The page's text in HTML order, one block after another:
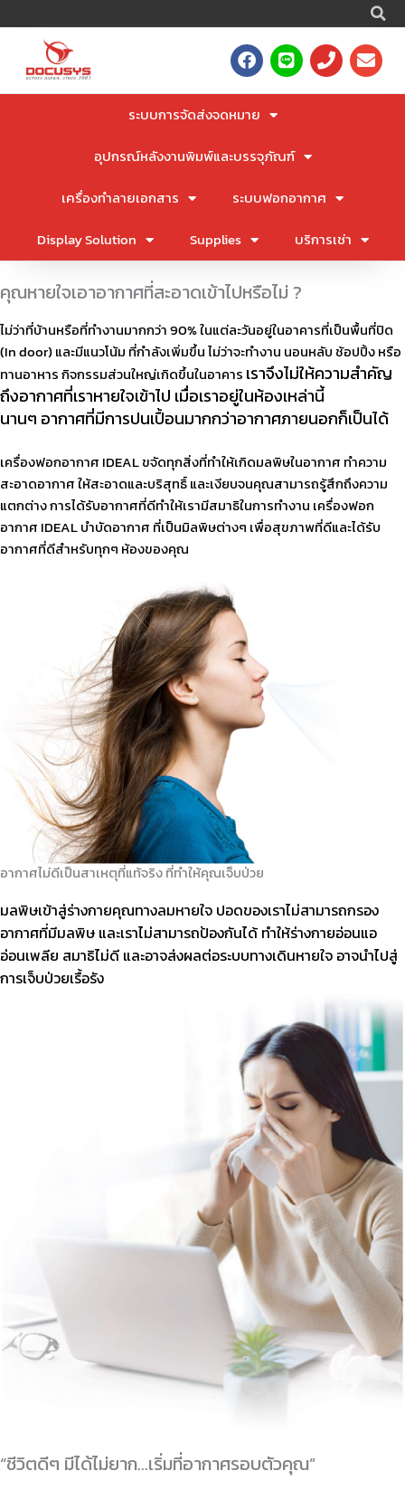
to
F
a
c
e
b
o
L
i
n
P
h
o
E
n
v
ระบบการจัดส่งจดหมาย
อุปกรณ์หลังงานพิมพ์และบรรจุภัณฑ์
เครื่องทำลายเอกสาร
ระบบฟอกอากาศ
Display Solution
Supplies บริการเช่า
คุณหายใจเอาอากาศที่สะอาดเข้าไปหรือไม่ ?
ไม่ว่าที่บ้านหรือที่ทำงานมากกว่า 90% ในแต่ละวันอยู่ในอาคารที่เป็นพื้นที่ปิด
(In door) และมีแนวโน้ม ที่กำลังเพิ่มขึ้น ไม่ว่าจะทำงาน นอนหลับ ช้อปปิ้ง หรือ
ทานอาหาร กิจกรรมส่วนใหญ่เกิดขึ้นในอาคาร เราจึงไม่ให้ความสำคัญ
ถึงอากาศที่เราหายใจเข้าไป เมื่อเราอยู่ในห้องเหล่านี้
นานๆ อากาศที่มีการปนเปื้อนมากกว่าอากาศภายนอกก็เป็นได้
เครื่องฟอกอากาศ IDEAL ขจัดทุกสิ่งที่ทำให้เกิดมลพิษในอากาศ ทำความ
สะอาดอากาศ ให้สะอาดและบริสุทธิ์ และเงียบจนคุณสามารถรู้สึกถึงความ
แตกต่าง การได้รับอากาศที่ดีทำให้เรามีสมาธิในการทำงาน เครื่องฟอก
อากาศ IDEAL บำบัดอากาศ ที่เป็นมิลพิษต่างๆ เพื่อสุขภาพที่ดีและได้รับ
อากาศที่ดีสำหรับทุกๆ ห้องของคุณ
อากาศไม่ดีเป็นสาเหตุที่แท้จริง ที่ทำให้คุณเจ็บป่วย
มลพิษเข้าสู่ร่างกายคุณทางลมหายใจ ปอดของเราไม่สามารถกรอง
อากาศที่มีมลพิษ และเราไม่สามารถป้องกันได้ ทำให้ร่างกายอ่อนแอ
อ่อนเพลีย สมาธิไม่ดี และอาจส่งผลต่อระบบทางเดินหายใจ อาจนำไปสู่
การเจ็บป่วยเรื้อรัง
“ชีวิตดีๆ มีได้ไม่ยาก...เริ่มที่อากาศรอบตัวคุณ”​